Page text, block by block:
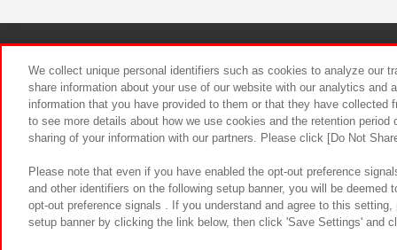
食品のご
We collect unique personal identifiers such as cookies to analyze our
share information about your use of our website with our analytics and
information that you have provided to them or that they have
to see more details about how we use cookies and the retention
sharing of your information with our partners. Please click [Do Not
Please note that even if you have enabled the opt-out preference
and other identifiers on the following setup banner, you will be
opt-out preference signals . If you understand and agree to this
setup banner by clicking the link below, then click 'Save Settings' and